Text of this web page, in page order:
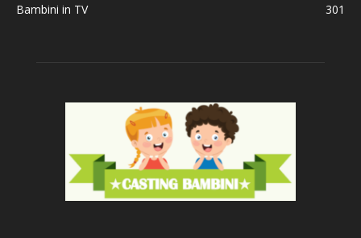
Bambini in TV
301